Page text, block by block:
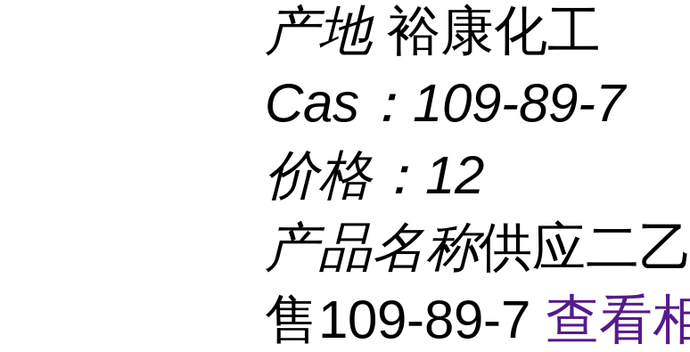
产地 裕康化工
Cas： 109-89-7
价格： 12
产品名称供应二
售109-89-7 查看